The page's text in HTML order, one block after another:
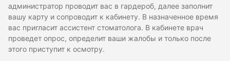
администратор проводит вас в гардероб, далее заполнит
вашу карту и сопроводит к кабинету. В назначенное время
вас пригласит ассистент стоматолога. В кабинете врач
проведет опрос, определит ваши жалобы и только после
этого приступит к осмотру.